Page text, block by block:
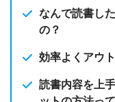
なんで読書し
の？
効率よくアウ
読書内容を上